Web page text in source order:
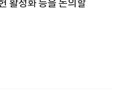
활성화 등을 논의할